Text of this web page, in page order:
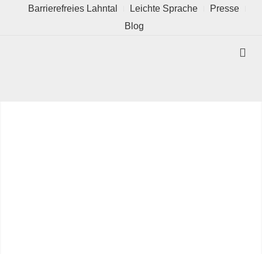
Barrierefreies Lahntal Leichte Sprache
Presse
Blog